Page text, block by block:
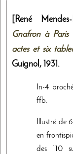
[René Mendes-
Gnafron à
actes et six
Guignol , 1931 .
In-4
ffb.
Illustré de
en
des 110